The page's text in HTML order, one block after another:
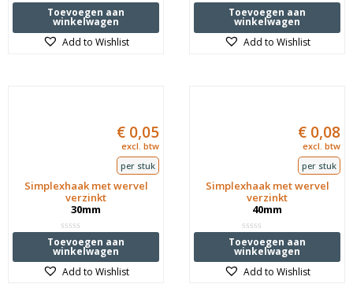
Waardering
0
uit
5
Toevoegen aan
winkelwagen
Add to Wishlist
Waardering
0
uit
5
Toevoegen aan
winkelwagen
Add to Wishlist
Simplexhaak met wervel
verzinkt
30mm
Waardering
0
uit
5
€ 0,05
excl. btw
per stuk
Toevoegen aan
winkelwagen
Add to Wishlist
Simplexhaak met wervel
verzinkt
40mm
Waardering
0
uit
5
€ 0,08
excl. btw
per stuk
Toevoegen aan
winkelwagen
Add to Wishlist